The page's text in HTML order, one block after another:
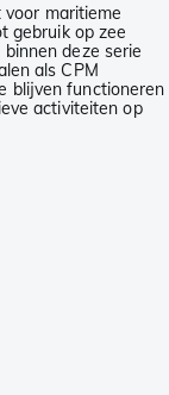
maritieme
gebruik op zee
deze serie
als CPM
blijven functioneren
activiteiten op